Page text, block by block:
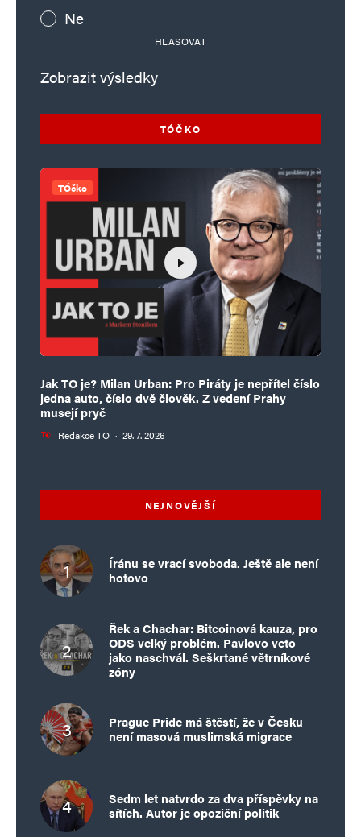
Ne
HLASOVAT
Zobrazit výsledky
TÓČKO
TÓčko
Jak TO je? Milan Urban: Pro Piráty je nepřítel číslo
jedna auto, číslo dvě člověk. Z vedení Prahy
musejí pryč
Redakce TO · 29. 7. 2026
NEJNOVĚJŠÍ
Íránu se vrací svoboda. Ještě ale není
hotovo
Řek a Chachar: Bitcoinová kauza, pro
ODS velký problém. Pavlovo veto
jako naschvál. Seškrtané větrníkové
zóny
Prague Pride má štěstí, že v Česku
není masová muslimská migrace
Sedm let natvrdo za dva příspěvky na
sítích. Autor je opoziční politik